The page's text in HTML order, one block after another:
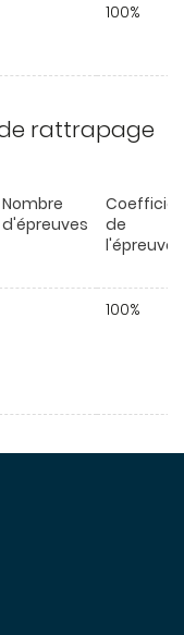
100%
rattrapage
Nombre
d'épreuves
de
l'épreuve
100%